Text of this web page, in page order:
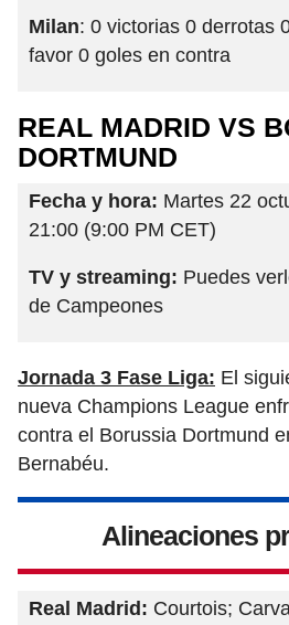
Milan: 0 victorias 0 derrotas
favor 0 goles en contra
REAL MADRID VS
DORTMUND
Fecha y hora: Martes 22
21:00 (9:00 PM CET)
TV y streaming: Puedes
de Campeones
Jornada 3 Fase Liga: El
nueva Champions League
contra el Borussia Dortmund
Bernabéu.
Alineaciones
Real Madrid: Courtois;